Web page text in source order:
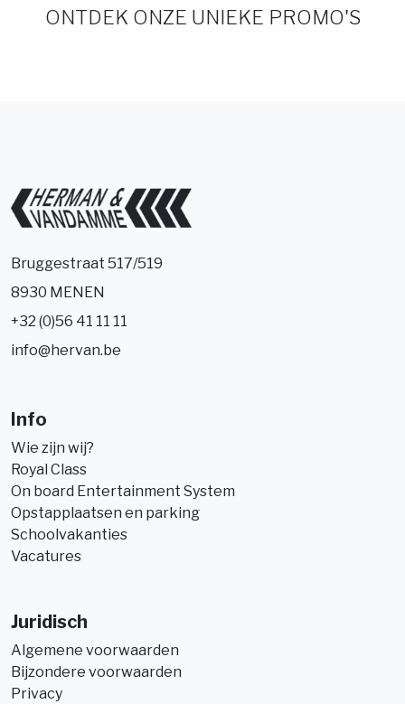
ONTDEK ONZE UNIEKE PROMO'S
Bruggestraat 517/519
8930 MENEN
+32 (0)56 41 11 11
info@hervan.be
Info
Wie zijn wij?
Royal Class
On board Entertainment System
Opstapplaatsen en parking
Schoolvakanties
Vacatures
Juridisch
Algemene voorwaarden
Bijzondere voorwaarden
Privacy